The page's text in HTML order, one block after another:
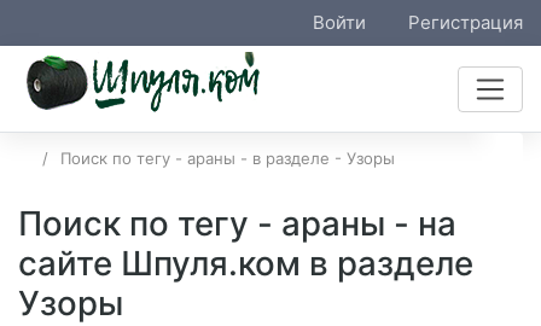
Войти Регистрация
Поиск по тегу - араны - в разделе - Узоры
Поиск по тегу - араны - на
сайте Шпуля.ком в разделе
Узоры